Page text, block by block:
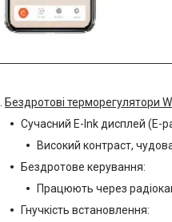
Бездротові терморегулятори
Сучасний E-Ink дисплей (E-
Високий контраст,
Бездротове керування:
Працюють через
Гнучкість встановлення: